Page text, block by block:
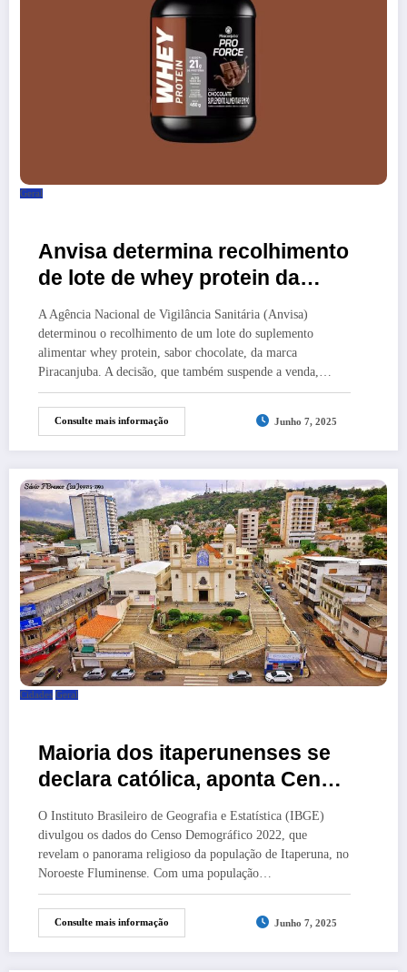
Geral
Anvisa determina recolhimento
de lote de whey protein da
Piracanjuba; saiba qual
A Agência Nacional de Vigilância Sanitária (Anvisa)
determinou o recolhimento de um lote do suplemento
alimentar whey protein, sabor chocolate, da marca
Piracanjuba. A decisão, que também suspende a venda,…
Consulte mais informação Junho 7, 2025
Cidades Geral
Maioria dos itaperunenses se
declara católica, aponta Censo
2022
O Instituto Brasileiro de Geografia e Estatística (IBGE)
divulgou os dados do Censo Demográfico 2022, que
revelam o panorama religioso da população de Itaperuna, no
Noroeste Fluminense. Com uma população…
Consulte mais informação Junho 7, 2025